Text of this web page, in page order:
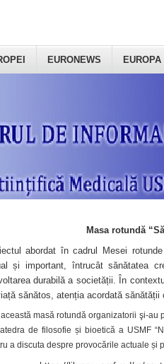
EURONEWS
Masa rotundă
abordat în cadrul Mesei
și important, întrucât sănătatea
durabilă a societății. În
sănătos, atenția acordată
această masă rotundă organizatorii şi-
de filosofie și bioetică a USMF
a discuta despre provocările actuale și